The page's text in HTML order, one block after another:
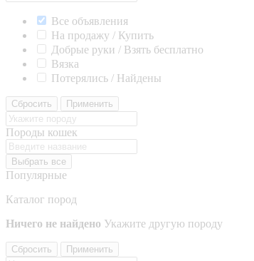
Все объявления
На продажу / Купить
Добрые руки / Взять бесплатно
Вязка
Потерялись / Найдены
Сбросить Применить
Породы кошек
Выбрать все
Популярные
Каталог пород
Ничего не найдено Укажите другую породу
Сбросить Применить